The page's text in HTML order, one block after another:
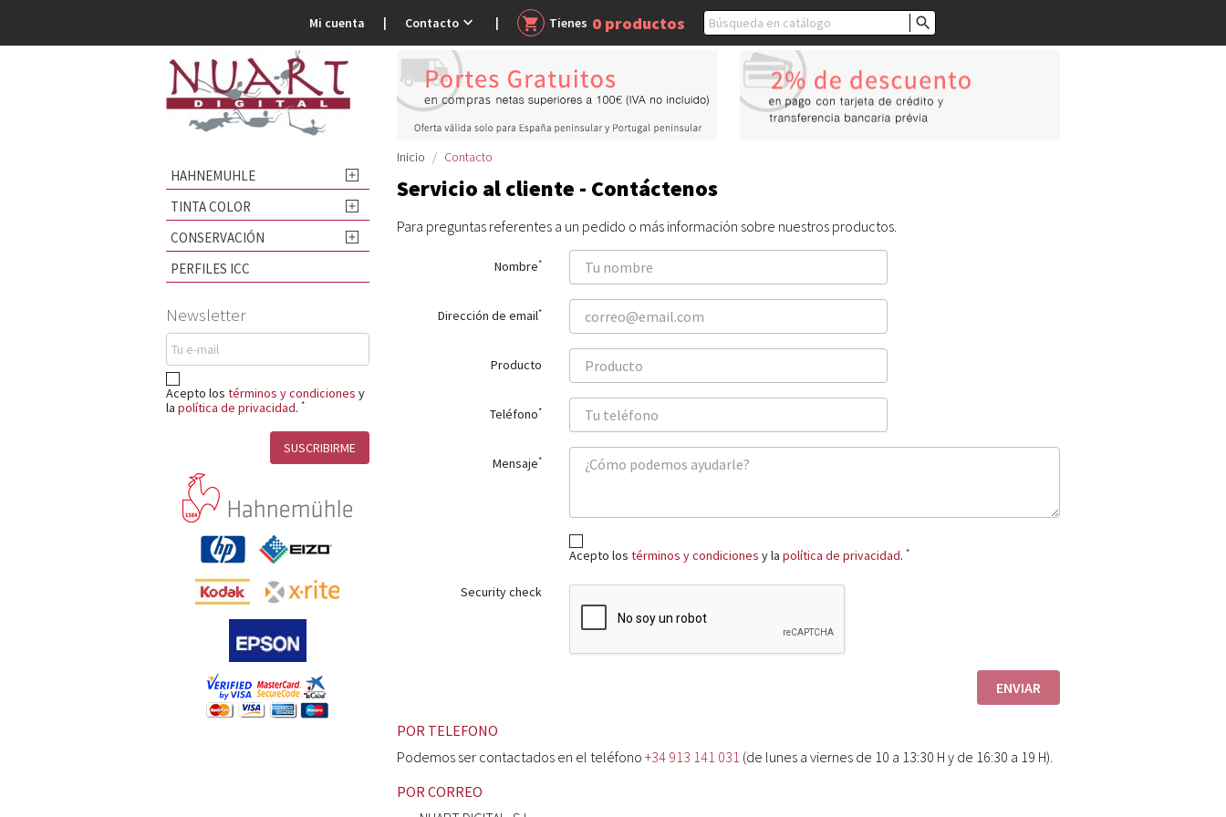
Mi cuenta Contacto shopping_cart Tienes 0 productos 
HAHNEMUHLE 
TINTA COLOR 
CONSERVACIÓN 
PERFILES ICC
Newsletter
Acepto los términos y condiciones y
la política de privacidad. *
Inicio Contacto
Servicio al cliente - Contáctenos
Para preguntas referentes a un pedido o más información sobre nuestros productos.
Nombre*
Dirección de email*
Producto
Teléfono*
Mensaje*
Acepto los términos y condiciones y la política de privacidad. *
Security check
POR TELEFONO
Podemos ser contactados en el teléfono +34 913 141 031 (de lunes a viernes de 10 a 13:30 H y de 16:30 a 19 H).
POR CORREO